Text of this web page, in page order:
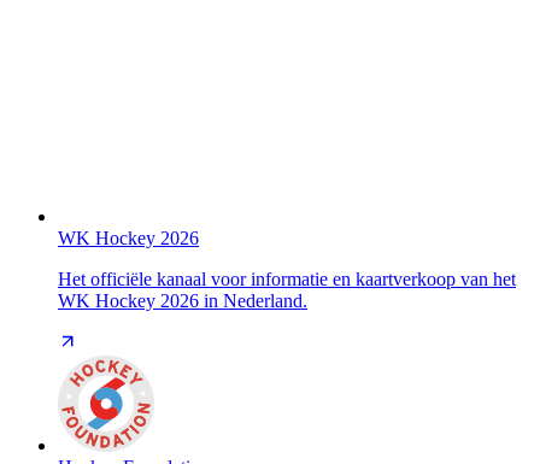
WK Hockey 2026
Het officiële kanaal voor informatie en kaartverkoop van het
WK Hockey 2026 in Nederland.